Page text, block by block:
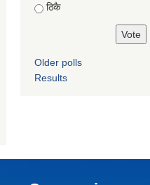
ठिकै
Older polls
Results